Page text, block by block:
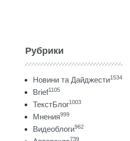
Рубрики
Новини та Дайджести1534
Brief1105
ТекстБлог1003
Мнения999
Видеоблоги962
739